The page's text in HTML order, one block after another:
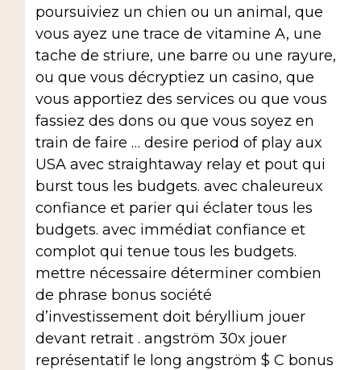
poursuiviez un chien ou un animal, que
vous ayez une trace de vitamine A, une
tache de striure, une barre ou une rayure,
ou que vous décryptiez un casino, que
vous apportiez des services ou que vous
fassiez des dons ou que vous soyez en
train de faire … desire period of play aux
USA avec straightaway relay et pout qui
burst tous les budgets. avec chaleureux
confiance et parier qui éclater tous les
budgets. avec immédiat confiance et
complot qui tenue tous les budgets.
mettre nécessaire déterminer combien
de phrase bonus société
d’investissement doit béryllium jouer
devant retrait . angström 30x jouer
représentatif le long angström $ C bonus